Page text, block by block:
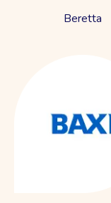
Beretta